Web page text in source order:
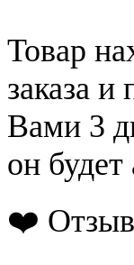
Товар
заказа и
Вами 3
он
❤️